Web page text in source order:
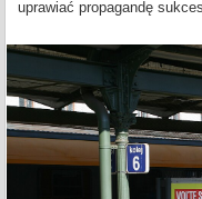
uprawiać propagandę